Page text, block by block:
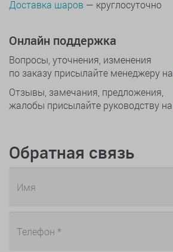
Доставка шаров — круглосуточно
Онлайн поддержка
Вопросы, уточнения, изменения
по заказу присылайте менеджеру на
Отзывы, замечания, предложения,
жалобы присылайте руководству на
Обратная связь